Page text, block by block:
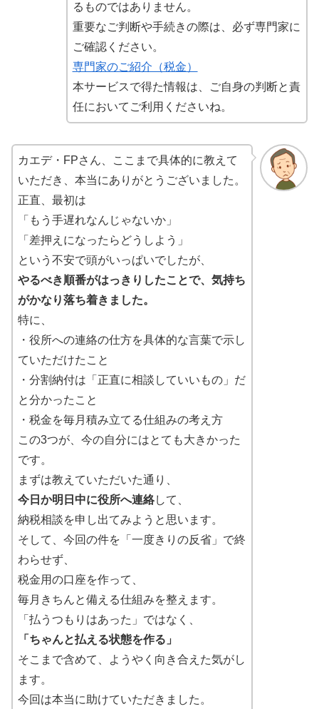
るものではありません。
重要なご判断や手続きの際は、必ず専門家に
ご確認ください。
専門家のご紹介（税金）
本サービスで得た情報は、ご自身の判断と責
任においてご利用くださいね。
カエデ・FPさん、ここまで具体的に教えて
いただき、本当にありがとうございました。
正直、最初は
「もう手遅れなんじゃないか」
「差押えになったらどうしよう」
という不安で頭がいっぱいでしたが、
やるべき順番がはっきりしたことで、気持ち
がかなり落ち着きました。
特に、
・役所への連絡の仕方を具体的な言葉で示し
ていただけたこと
・分割納付は「正直に相談していいもの」だ
と分かったこと
・税金を毎月積み立てる仕組みの考え方
この3つが、今の自分にはとても大きかった
です。
まずは教えていただいた通り、
今日か明日中に役所へ連絡して、
納税相談を申し出てみようと思います。
そして、今回の件を「一度きりの反省」で終
わらせず、
税金用の口座を作って、
毎月きちんと備える仕組みを整えます。
「払うつもりはあった」ではなく、
「ちゃんと払える状態を作る」
そこまで含めて、ようやく向き合えた気がし
ます。
今回は本当に助けていただきました。